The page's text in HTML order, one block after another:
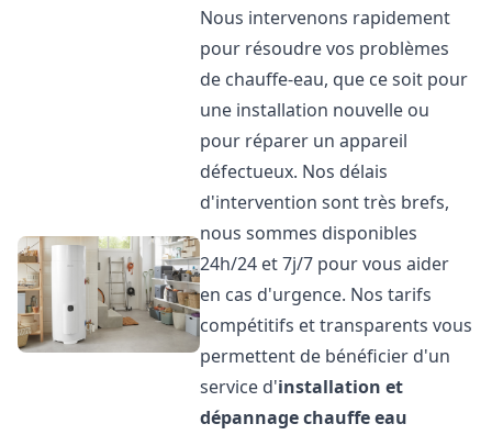
Nous intervenons rapidement
pour résoudre vos problèmes
de chauffe-eau, que ce soit pour
une installation nouvelle ou
pour réparer un appareil
défectueux. Nos délais
d'intervention sont très brefs,
nous sommes disponibles
24h/24 et 7j/7 pour vous aider
en cas d'urgence. Nos tarifs
compétitifs et transparents vous
permettent de bénéficier d'un
service d'installation et
dépannage chauffe eau